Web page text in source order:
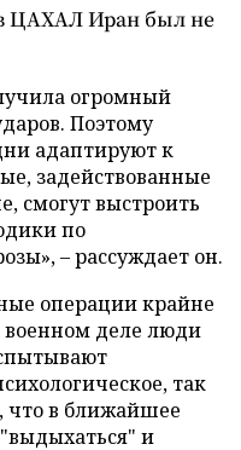
ЦАХАЛ Иран был не
огромный
Поэтому
адаптируют к
задействованные
смогут выстроить
по
– рассуждает он.
операции крайне
военном деле люди
так
что в ближайшее
и